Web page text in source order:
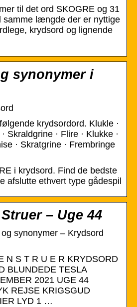
til det ord SKOGRE og 31
samme længde der er nyttige
krydsord og lignende
synonymer i
krydsordord. Klukle ·
Skraldgrine · Flire · Klukke ·
· Skratgrine · Frembringe
i krydsord. Find de bedste
afslutte ethvert type gådespil
– Uge 44
synonymer – Krydsord
N S T R U E R KRYDSORD
BLUNDEDE TESLA
2021 UGE 44
REJSE KRIGSGUD
LYD 1 …